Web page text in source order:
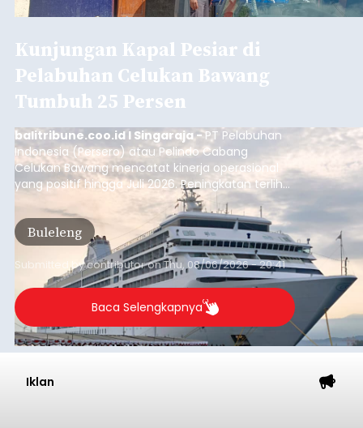
Kunjungan Kapal Pesiar di
Pelabuhan Celukan Bawang
Tumbuh 25 Persen
balitribune.coo.id I Singaraja -PT Pelabuhan
Indonesia (Persero) atau Pelindo Cabang
Celukan Bawang mencatat kinerja operasional
yang positif hingga Juli 2026. Peningkatan terlihat
dari arus kapal yang mencapai 1,48 juta Gross
Tonnage (GT), atau tumbuh 12,4 persen
dibandingkan periode yang sama tahun lalu
yang tercatat sebesar 1,32 juta GT.
Buleleng
Submitted bycontributoronThu, 08/06/2026 - 20:41
Baca Selengkapnya
Iklan